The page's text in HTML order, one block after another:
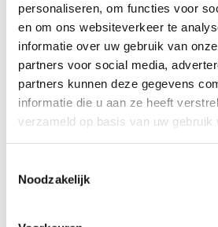
personaliseren, om functies voor
en om ons websiteverkeer te
informatie over uw gebruik van
partners voor social media,
partners kunnen deze gegevens
informatie die u aan ze heeft
verzameld op basis van uw gebruik
Noodzakelijk